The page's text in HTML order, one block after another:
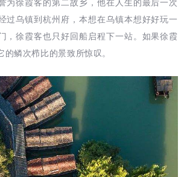
为徐霞客的第二故乡，他在人生的最后一次
过乌镇到杭州府，本想在乌镇本想好好玩一
，徐霞客也只好回船启程下一站。如果徐霞
鳞次栉比的景致所惊叹。